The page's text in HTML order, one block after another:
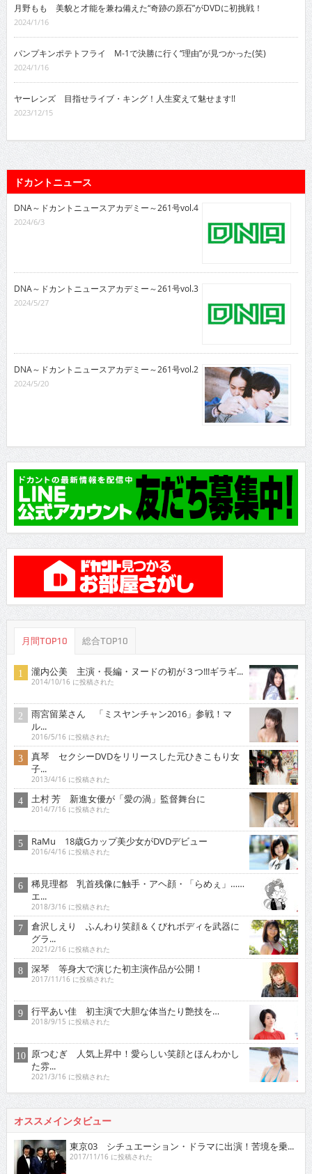
月野もも 美貌と才能を兼ね備えた“奇跡の原石”がDVDに初挑戦！
2024/1/16
パンプキンポテトフライ M-1で決勝に行く“理由”が見つかった(笑)
2024/1/16
ヤーレンズ 目指せライブ・キング！人生変えて魅せます!!
2023/12/15
ドカントニュース
DNA～ドカントニュースアカデミー～261号vol.4
2024/6/3
DNA～ドカントニュースアカデミー～261号vol.3
2024/5/27
DNA～ドカントニュースアカデミー～261号vol.2
2024/5/20
月間TOP10 総合TOP10
瀧内公美 主演・長編・ヌードの初が３つ!!!ギラギ...
2014/10/16 に投稿された
雨宮留菜さん 「ミスヤンチャン2016」参戦！マ
ル...
2016/5/16 に投稿された
真琴 セクシーDVDをリリースした元ひきこもり女
子...
2013/4/16 に投稿された
土村 芳 新進女優が「愛の渦」監督舞台に
2014/7/16 に投稿された
RaMu 18歳Gカップ美少女がDVDデビュー
2016/4/16 に投稿された
稀見理都 乳首残像に触手・アヘ顔・「らめぇ」……
エ...
2018/3/16 に投稿された
倉沢しえり ふんわり笑顔＆くびれボディを武器に
グラ...
2021/2/16 に投稿された
深琴 等身大で演じた初主演作品が公開！
2017/11/16 に投稿された
行平あい佳 初主演で大胆な体当たり艶技を…
2018/9/15 に投稿された
原つむぎ 人気上昇中！愛らしい笑顔とほんわかし
た雰...
2021/3/16 に投稿された
オススメインタビュー
東京03 シチュエーション・ドラマに出演！苦境を乗...
2017/11/16 に投稿された